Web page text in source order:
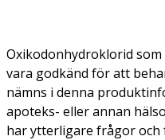
Oxikodonhydroklorid som
vara godkänd för att
nämns i denna
apoteks- eller annan
har ytterligare frågor